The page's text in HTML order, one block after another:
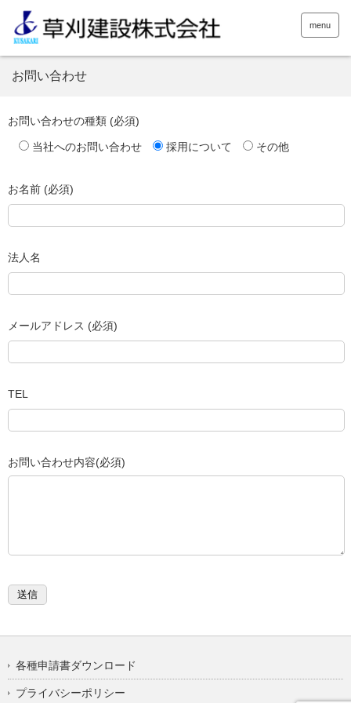
menu
お問い合わせ
お問い合わせの種類 (必須)
当社へのお問い合わせ 採用について その他
お名前 (必須)
法人名
メールアドレス (必須)
TEL
お問い合わせ内容(必須)
各種申請書ダウンロード
プライバシーポリシー